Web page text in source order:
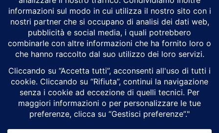
Alground fa parte del Gruppo Trizio
SEGUICI
Alground - Testata di Art Consulting - P.iva 02701880995 - Genova -